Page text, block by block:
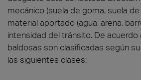
mecánico (suela de goma, suela de
material aportado (agua, arena,
intensidad del tránsito. De acuerdo
baldosas son clasificadas según
las siguientes clases: